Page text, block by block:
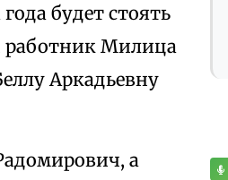
будет стоять
работник Милица
Аркадьевну
а